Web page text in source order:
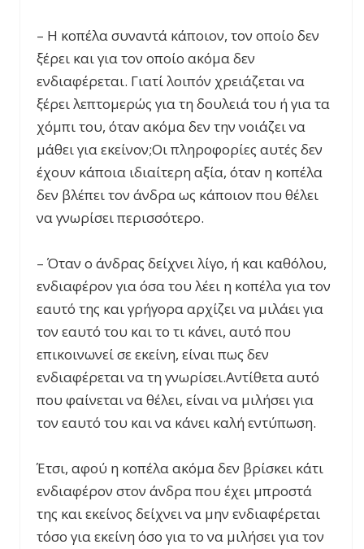
– Η κοπέλα συναντά κάποιον, τον οποίο δεν
ξέρει και για τον οποίο ακόμα δεν
ενδιαφέρεται. Γιατί λοιπόν χρειάζεται να
ξέρει λεπτομερώς για τη δουλειά του ή για τα
χόμπι του, όταν ακόμα δεν την νοιάζει να
μάθει για εκείνον;Οι πληροφορίες αυτές δεν
έχουν κάποια ιδιαίτερη αξία, όταν η κοπέλα
δεν βλέπει τον άνδρα ως κάποιον που θέλει
να γνωρίσει περισσότερο.
– Όταν ο άνδρας δείχνει λίγο, ή και καθόλου,
ενδιαφέρον για όσα του λέει η κοπέλα για τον
εαυτό της και γρήγορα αρχίζει να μιλάει για
τον εαυτό του και το τι κάνει, αυτό που
επικοινωνεί σε εκείνη, είναι πως δεν
ενδιαφέρεται να τη γνωρίσει.Αντίθετα αυτό
που φαίνεται να θέλει, είναι να μιλήσει για
τον εαυτό του και να κάνει καλή εντύπωση.
Έτσι, αφού η κοπέλα ακόμα δεν βρίσκει κάτι
ενδιαφέρον στον άνδρα που έχει μπροστά
της και εκείνος δείχνει να μην ενδιαφέρεται
τόσο για εκείνη όσο για το να μιλήσει για τον